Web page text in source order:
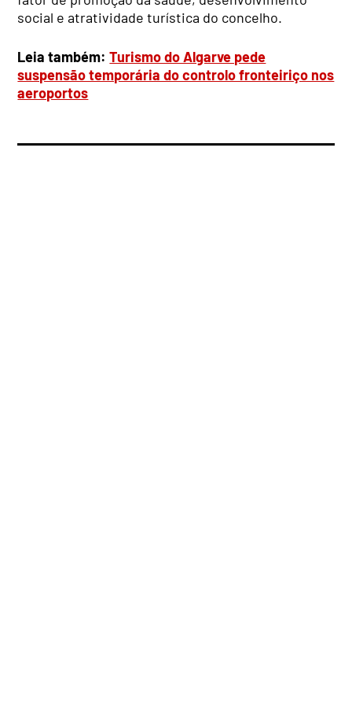
social e atratividade turística do concelho.
Leia também:Turismo do Algarve pede
suspensão temporária do controlo fronteiriço nos
aeroportos